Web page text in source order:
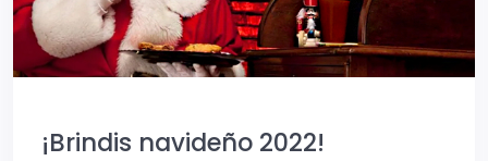
¡Brindis navideño 2022!